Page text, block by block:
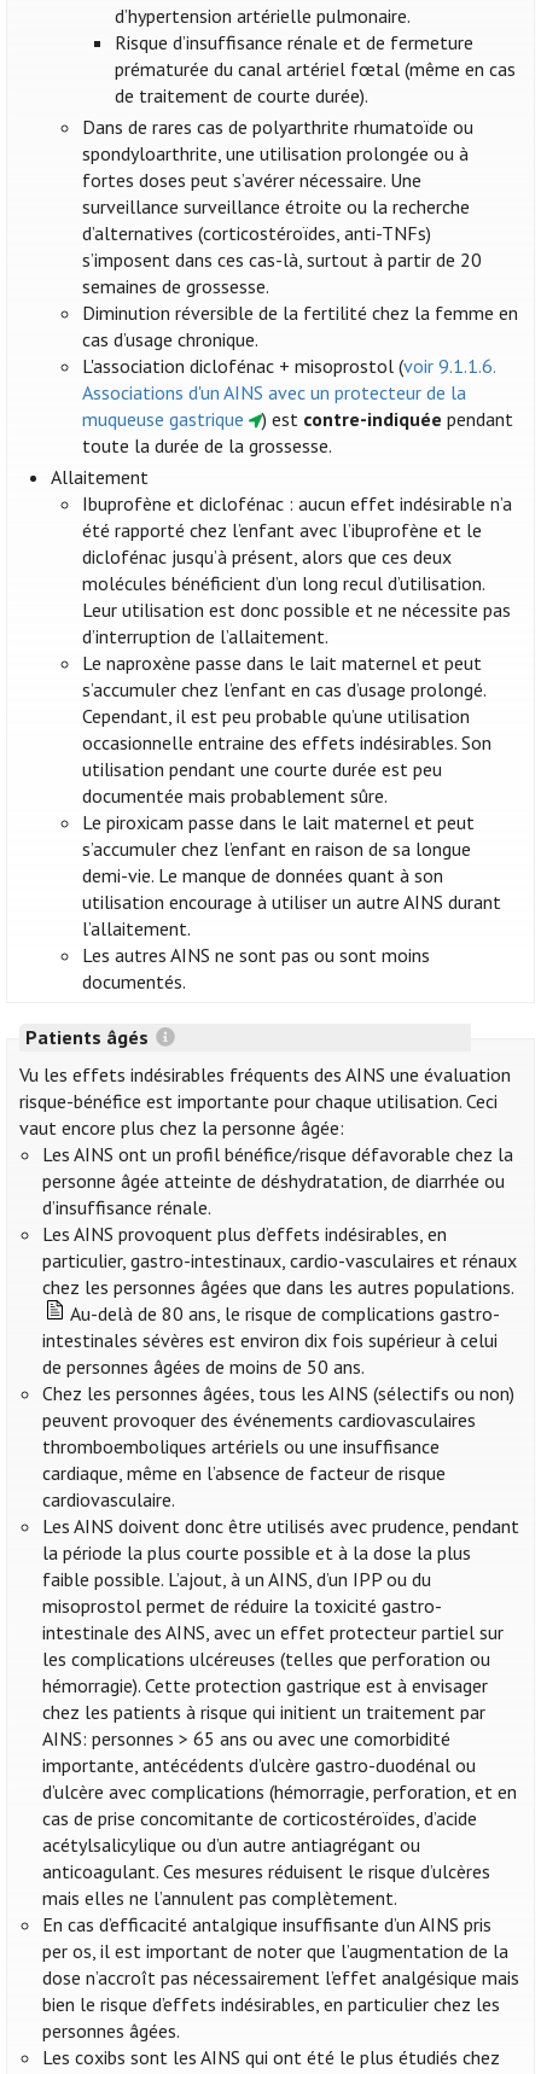
d’hypertension artérielle pulmonaire.
Risque d’insuffisance rénale et de fermeture
prématurée du canal artériel fœtal (même en cas
de traitement de courte durée).
Dans de rares cas de polyarthrite rhumatoïde ou
spondyloarthrite, une utilisation prolongée ou à
fortes doses peut s’avérer nécessaire. Une
surveillance surveillance étroite ou la recherche
d’alternatives (corticostéroïdes, anti-TNFs)
s’imposent dans ces cas-là, surtout à partir de 20
semaines de grossesse.
Diminution réversible de la fertilité chez la femme en
cas d’usage chronique.
L'association diclofénac + misoprostol (voir 9.1.1.6.
Associations d'un AINS avec un protecteur de la
muqueuse gastrique
) est contre-indiquée pendant
toute la durée de la grossesse.
Allaitement
Ibuprofène et diclofénac : aucun effet indésirable n’a
été rapporté chez l’enfant avec l’ibuprofène et le
diclofénac jusqu’à présent, alors que ces deux
molécules bénéficient d’un long recul d’utilisation.
Leur utilisation est donc possible et ne nécessite pas
d’interruption de l’allaitement.
Le naproxène passe dans le lait maternel et peut
s’accumuler chez l’enfant en cas d’usage prolongé.
Cependant, il est peu probable qu’une utilisation
occasionnelle entraine des effets indésirables. Son
utilisation pendant une courte durée est peu
documentée mais probablement sûre.
Le piroxicam passe dans le lait maternel et peut
s’accumuler chez l’enfant en raison de sa longue
demi-vie. Le manque de données quant à son
utilisation encourage à utiliser un autre AINS durant
l’allaitement.
Les autres AINS ne sont pas ou sont moins
documentés.
Patients âgés
Vu les effets indésirables fréquents des AINS une évaluation
risque-bénéfice est importante pour chaque utilisation. Ceci
vaut encore plus chez la personne âgée:
Les AINS ont un profil bénéfice/risque défavorable chez la
personne âgée atteinte de déshydratation, de diarrhée ou
d’insuffisance rénale.
Les AINS provoquent plus d’effets indésirables, en
particulier, gastro-intestinaux, cardio-vasculaires et rénaux
chez les personnes âgées que dans les autres populations.
Au-delà de 80 ans, le risque de complications gastro-
intestinales sévères est environ dix fois supérieur à celui
de personnes âgées de moins de 50 ans.
Chez les personnes âgées, tous les AINS (sélectifs ou non)
peuvent provoquer des événements cardiovasculaires
thromboemboliques artériels ou une insuffisance
cardiaque, même en l’absence de facteur de risque
cardiovasculaire.
Les AINS doivent donc être utilisés avec prudence, pendant
la période la plus courte possible et à la dose la plus
faible possible. L’ajout, à un AINS, d’un IPP ou du
misoprostol permet de réduire la toxicité gastro-
intestinale des AINS, avec un effet protecteur partiel sur
les complications ulcéreuses (telles que perforation ou
hémorragie). Cette protection gastrique est à envisager
chez les patients à risque qui initient un traitement par
AINS: personnes > 65 ans ou avec une comorbidité
importante, antécédents d’ulcère gastro-duodénal ou
d’ulcère avec complications (hémorragie, perforation, et en
cas de prise concomitante de corticostéroïdes, d’acide
acétylsalicylique ou d’un autre antiagrégant ou
anticoagulant. Ces mesures réduisent le risque d’ulcères
mais elles ne l’annulent pas complètement.
En cas d’efficacité antalgique insuffisante d’un AINS pris
per os, il est important de noter que l’augmentation de la
dose n’accroît pas nécessairement l’effet analgésique mais
bien le risque d’effets indésirables, en particulier chez les
personnes âgées.
Les coxibs sont les AINS qui ont été le plus étudiés chez